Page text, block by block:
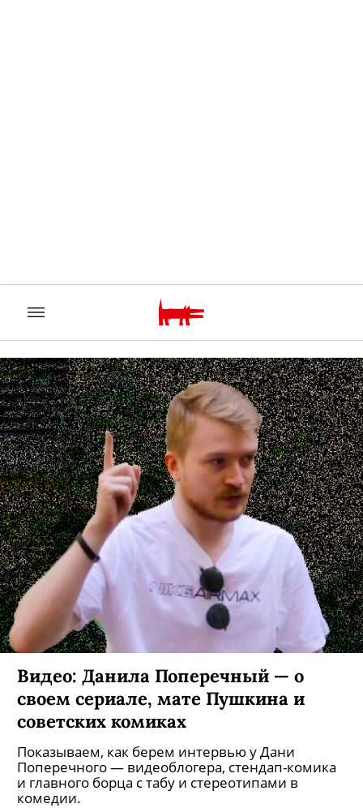
Видео: Данила Поперечный — о
своем сериале, мате Пушкина и
советских комиках
Показываем, как берем интервью у Дани
Поперечного — видеоблогера, стендап-комика
и главного борца с табу и стереотипами в
комедии.